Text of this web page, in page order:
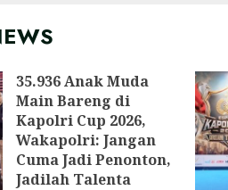
35.936 Anak Muda
Main Bareng di
Kapolri Cup 2026,
Wakapolri: Jangan
Cuma Jadi Penonton,
Jadilah Talenta